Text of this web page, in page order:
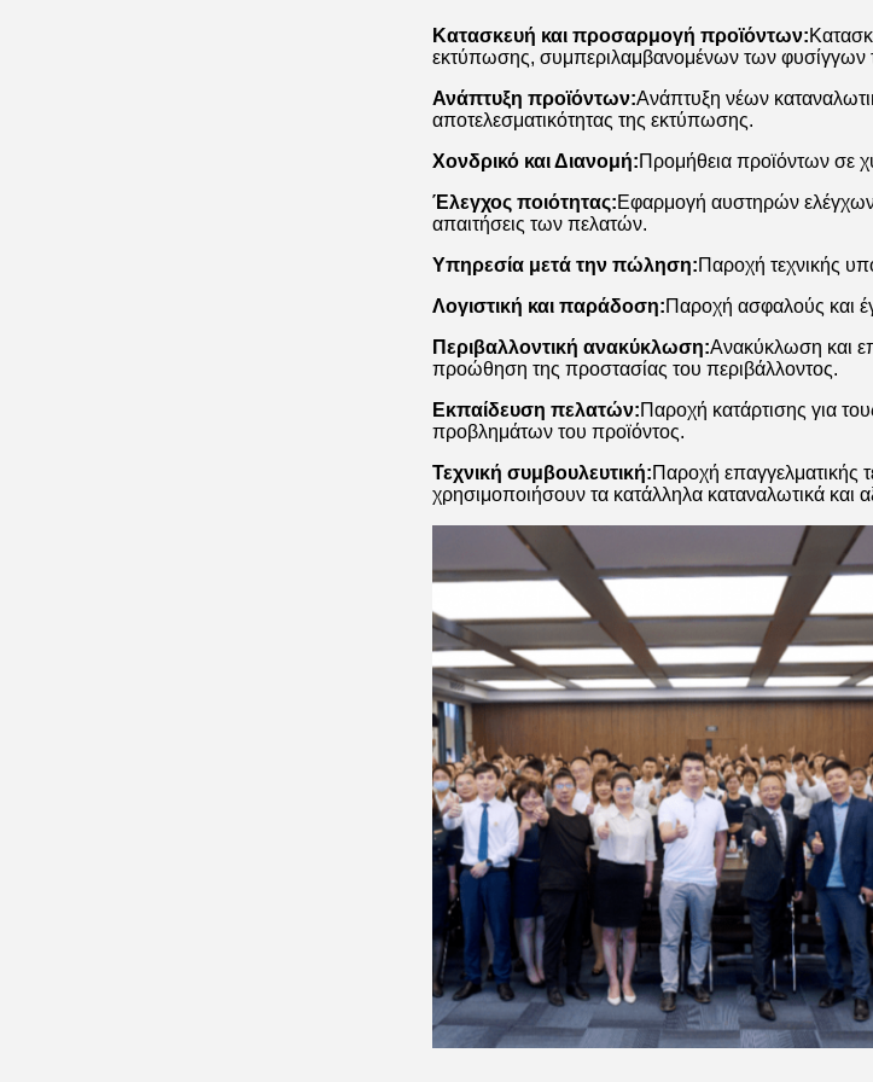
Κατασκευή και προσαρμογή προϊόντων:
εκτύπωσης, συμπεριλαμβανομένων των
Ανάπτυξη προϊόντων:Ανάπτυξη νέων
αποτελεσματικότητας της εκτύπωσης.
Χονδρικό και Διανομή:Προμήθεια προϊόντων σε
Έλεγχος ποιότητας:Εφαρμογή αυστηρών ελέγχων
απαιτήσεις των πελατών.
Υπηρεσία μετά την πώληση:Παροχή τεχνικής
Λογιστική και παράδοση:Παροχή ασφαλούς και
Περιβαλλοντική ανακύκλωση:Ανακύκλωση και
προώθηση της προστασίας του περιβάλλοντος.
Εκπαίδευση πελατών:Παροχή κατάρτισης για
προβλημάτων του προϊόντος.
Τεχνική συμβουλευτική:Παροχή επαγγελματικής
χρησιμοποιήσουν τα κατάλληλα καταναλωτικά και